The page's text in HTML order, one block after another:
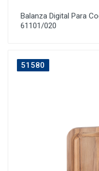
Balanza Digital Para
61101/020
51580